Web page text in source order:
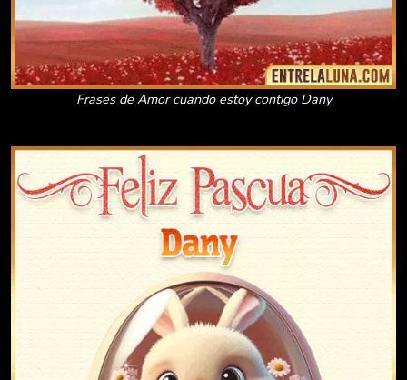
Frases de Amor cuando estoy contigo Dany